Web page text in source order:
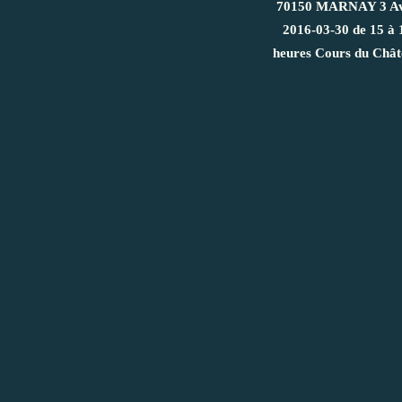
70150 MARNAY 3
2016-03-30 de 15 à
heures Cours du